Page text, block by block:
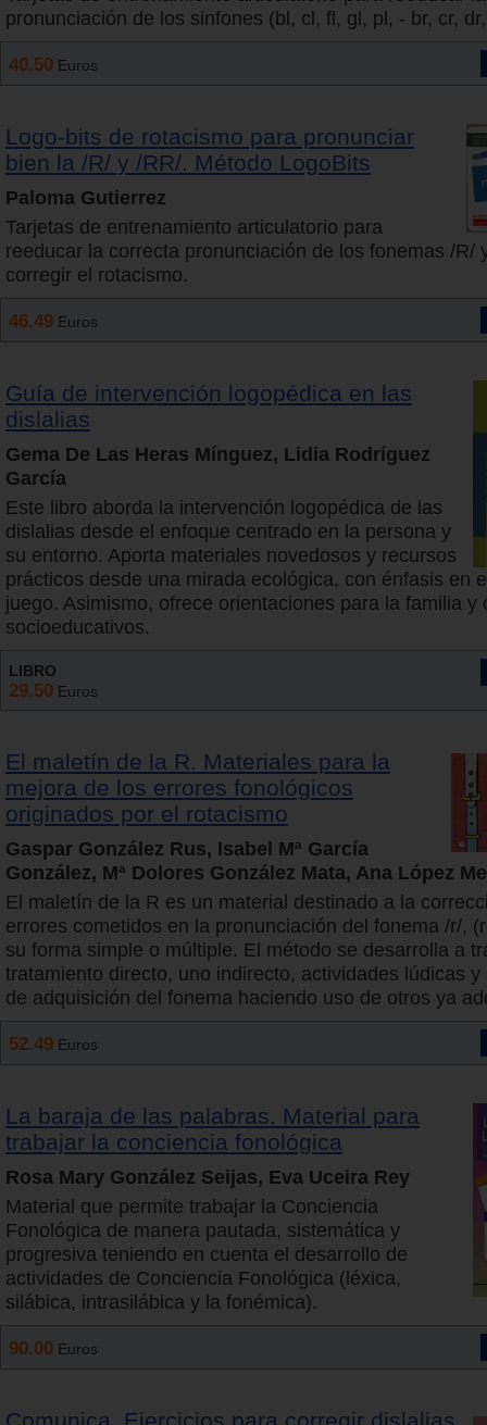
pronunciación de los sinfones (bl, cl, fl, gl, pl, - br, cr,
40.50 Euros
Logo-bits de rotacismo para pronunciar
bien la /R/ y /RR/. Método LogoBits
Paloma Gutierrez
Tarjetas de entrenamiento articulatorio para
reeducar la correcta pronunciación de los fonemas /R/
corregir el rotacismo.
46.49 Euros
Guía de intervención logopédica en las
dislalias
Gema De Las Heras Mínguez, Lidia Rodríguez
García
Este libro aborda la intervención logopédica de las
dislalias desde el enfoque centrado en la persona y
su entorno. Aporta materiales novedosos y recursos
prácticos desde una mirada ecológica, con énfasis en
juego. Asimismo, ofrece orientaciones para la familia y
socioeducativos.
LIBRO
29.50 Euros
El maletín de la R. Materiales para la
mejora de los errores fonológicos
originados por el rotacismo
Gaspar González Rus, Isabel Mª García
González, Mª Dolores González Mata, Ana López
El maletín de la R es un material destinado a la
errores cometidos en la pronunciación del fonema /r/,
su forma simple o múltiple. El método se desarrolla a
tratamiento directo, uno indirecto, actividades lúdicas y
de adquisición del fonema haciendo uso de otros ya
52.49 Euros
La baraja de las palabras. Material para
trabajar la conciencia fonológica
Rosa Mary González Seijas, Eva Uceira Rey
Material que permite trabajar la Conciencia
Fonológica de manera pautada, sistemática y
progresiva teniendo en cuenta el desarrollo de
actividades de Conciencia Fonológica (léxica,
silábica, intrasilábica y la fonémica).
90.00 Euros